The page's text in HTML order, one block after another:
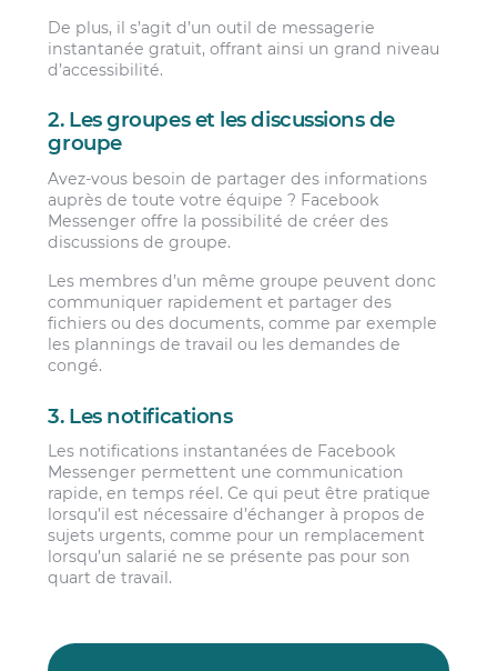
De plus, il s’agit d’un outil de messagerie
instantanée gratuit, offrant ainsi un grand niveau
d’accessibilité.
2. Les groupes et les discussions de
groupe
Avez-vous besoin de partager des informations
auprès de toute votre équipe ? Facebook
Messenger offre la possibilité de créer des
discussions de groupe.
Les membres d’un même groupe peuvent donc
communiquer rapidement et partager des
fichiers ou des documents, comme par exemple
les plannings de travail ou les demandes de
congé.
3. Les notifications
Les notifications instantanées de Facebook
Messenger permettent une communication
rapide, en temps réel. Ce qui peut être pratique
lorsqu’il est nécessaire d’échanger à propos de
sujets urgents, comme pour un remplacement
lorsqu’un salarié ne se présente pas pour son
quart de travail.